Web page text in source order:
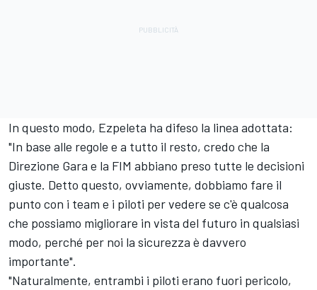
In questo modo, Ezpeleta ha difeso la linea adottata:
"In base alle regole e a tutto il resto, credo che la
Direzione Gara e la FIM abbiano preso tutte le decisioni
giuste. Detto questo, ovviamente, dobbiamo fare il
punto con i team e i piloti per vedere se c'è qualcosa
che possiamo migliorare in vista del futuro in qualsiasi
modo, perché per noi la sicurezza è davvero
importante".
"Naturalmente, entrambi i piloti erano fuori pericolo,